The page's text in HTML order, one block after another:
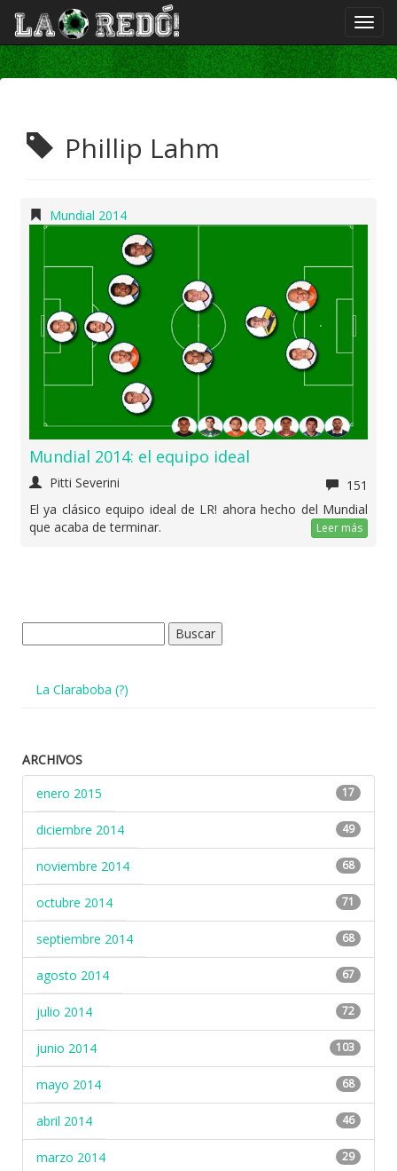
Phillip Lahm
Mundial 2014
Mundial 2014: el equipo ideal
Pitti Severini
151
El ya clásico equipo ideal de LR! ahora hecho del Mundial
que acaba de terminar.
Leer más
La Claraboba (?)
ARCHIVOS
enero 2015
17
diciembre 2014 49
noviembre 2014 68
octubre 2014 71
septiembre 2014 68
agosto 2014 67
julio 2014 72
junio 2014 103
mayo 2014 68
abril 2014 46
marzo 2014 29